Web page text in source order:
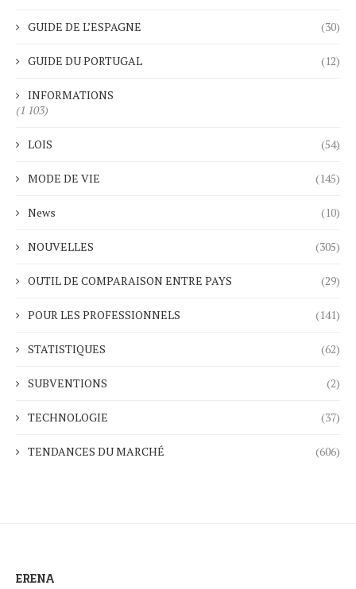
GUIDE DE L’ESPAGNE (30)
GUIDE DU PORTUGAL (12)
INFORMATIONS
(1 103)
LOIS (54)
MODE DE VIE (145)
News (10)
NOUVELLES (305)
OUTIL DE COMPARAISON ENTRE PAYS (29)
POUR LES PROFESSIONNELS (141)
STATISTIQUES (62)
SUBVENTIONS (2)
TECHNOLOGIE (37)
TENDANCES DU MARCHÉ (606)
ERENA